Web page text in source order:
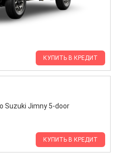
КУПИТЬ В КРЕДИТ
КУПИТЬ В КРЕДИТ